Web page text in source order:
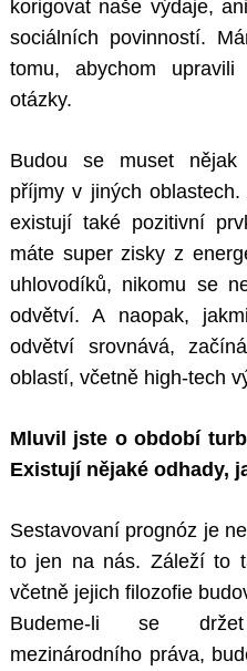
korigovat naše výdaje,
sociálních povinností.
tomu, abychom
otázky.
Budou se muset nějak
příjmy v jiných
existují také pozitivní
máte super zisky z
uhlovodíků, nikomu se
odvětví. A naopak,
odvětví srovnává,
oblastí, včetně high-tech
Mluvil jste o období
Existují nějaké odhady,
Sestavovaní prognóz je
to jen na nás. Záleží to
včetně jejich filozofie
Budeme-li se
mezinárodního práva,